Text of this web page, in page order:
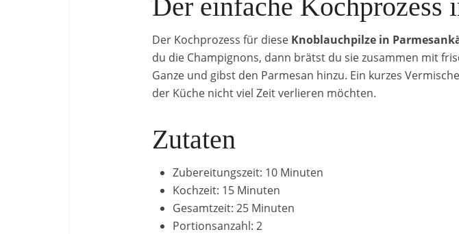
Der einfache Kochprozess
Der Kochprozess für diese Knoblauchpilze in
du die Champignons, dann brätst du sie zusammen mit
Ganze und gibst den Parmesan hinzu. Ein kurzes
der Küche nicht viel Zeit verlieren möchten.
Zutaten
Zubereitungszeit: 10 Minuten
Kochzeit: 15 Minuten
Gesamtzeit: 25 Minuten
Portionsanzahl: 2